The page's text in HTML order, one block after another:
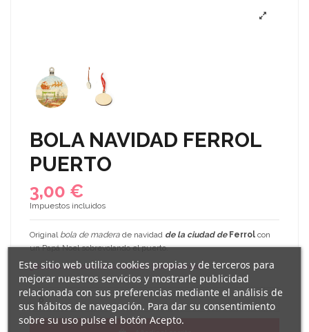
BOLA NAVIDAD FERROL
PUERTO
3,00 €
Impuestos incluidos
Original bola de madera de navidad de la ciudad deFerrol con
un Papá Noel sobrevolando el puerto.
¿Buscas una bola de tu ciudad? ¡Contáctanos!
Este sitio web utiliza cookies propias y de terceros para
mejorar nuestros servicios y mostrarle publicidad
relacionada con sus preferencias mediante el análisis de
sus hábitos de navegación. Para dar su consentimiento
sobre su uso pulse el botón Acepto.